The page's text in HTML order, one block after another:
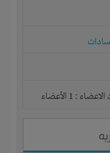
: 1 الأعضاء